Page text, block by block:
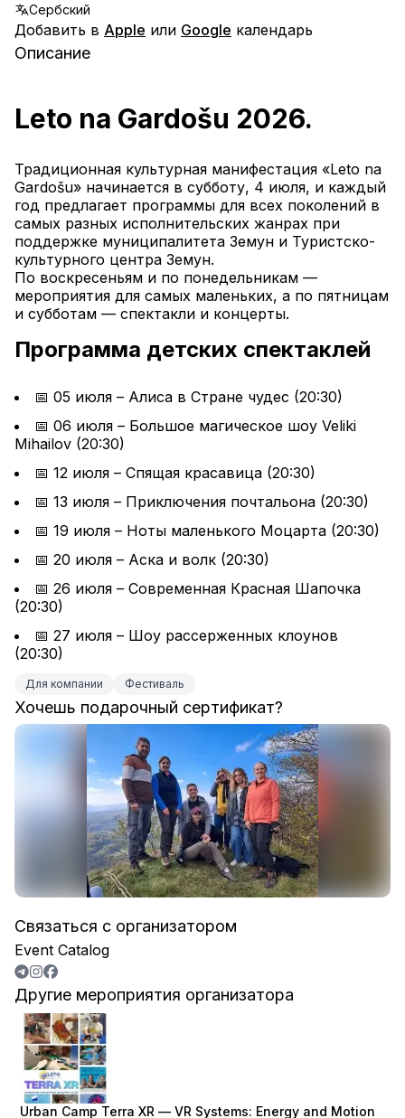
Сербский
Добавить в Apple или Google календарь
Описание
Leto na Gardošu 2026.
Традиционная культурная манифестация «Leto na
Gardošu» начинается в субботу, 4 июля, и каждый
год предлагает программы для всех поколений в
самых разных исполнительских жанрах при
поддержке муниципалитета Земун и Туристско-
культурного центра Земун.
По воскресеньям и по понедельникам —
мероприятия для самых маленьких, а по пятницам
и субботам — спектакли и концерты.
Программа детских спектаклей
📅 05 июля – Алиса в Стране чудес (20:30)
📅 06 июля – Большое магическое шоу Veliki
Mihailov (20:30)
📅 12 июля – Спящая красавица (20:30)
📅 13 июля – Приключения почтальона (20:30)
📅 19 июля – Ноты маленького Моцарта (20:30)
📅 20 июля – Аска и волк (20:30)
📅 26 июля – Современная Красная Шапочка
(20:30)
📅 27 июля – Шоу рассерженных клоунов
(20:30)
Для компании Фестиваль
Хочешь подарочный сертификат?
Связаться с организатором
Event Catalog
Другие мероприятия организатора
Urban Camp Terra XR — VR Systems: Energy and Motion